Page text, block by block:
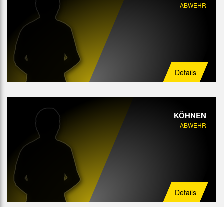
ABWEHR
Details
KÖHNEN
ABWEHR
Details